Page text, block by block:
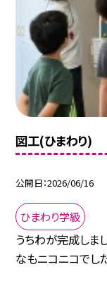
図工(ひまわり)
公開日 2026/06/16
ひまわり学級
うちわが完成しま
なもニコニコでし